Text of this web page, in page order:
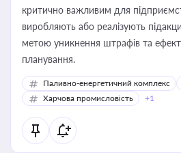
критично важливим для
виробляють або реалізують
метою уникнення штрафів та
планування.
Паливно-енергетичний комплекс
Харчова промисловість
+1